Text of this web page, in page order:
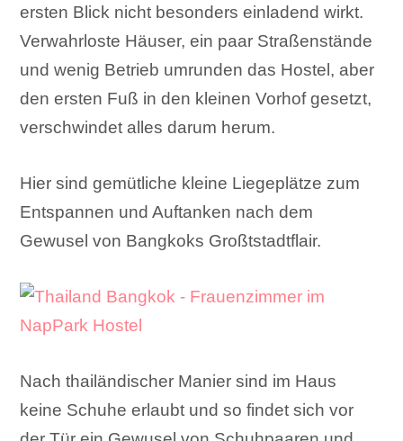
ersten Blick nicht besonders einladend wirkt.
Verwahrloste Häuser, ein paar Straßenstände
und wenig Betrieb umrunden das Hostel, aber
den ersten Fuß in den kleinen Vorhof gesetzt,
verschwindet alles darum herum.
Hier sind gemütliche kleine Liegeplätze zum
Entspannen und Auftanken nach dem
Gewusel von Bangkoks Großtstadtflair.
Nach thailändischer Manier sind im Haus
keine Schuhe erlaubt und so findet sich vor